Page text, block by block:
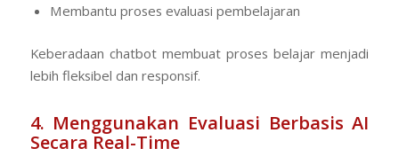
Membantu proses evaluasi pembelajaran
Keberadaan chatbot membuat proses belajar menjadi
lebih fleksibel dan responsif.
4. Menggunakan Evaluasi Berbasis AI
Secara Real-Time